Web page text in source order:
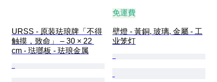
URSS - 原装珐琅牌「不得
触摸，致命」 – 30 × 22
cm - 琺瑯板 - 珐琅金属
免運費
壁燈 - 黃銅, 玻璃, 金屬 - 工
业笼灯